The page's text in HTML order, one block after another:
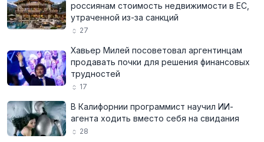
россиянам стоимость недвижимости в ЕС,
утраченной из-за санкций
27
Хавьер Милей посоветовал аргентинцам
продавать почки для решения финансовых
трудностей
17
В Калифорнии программист научил ИИ-
агента ходить вместо себя на свидания
28